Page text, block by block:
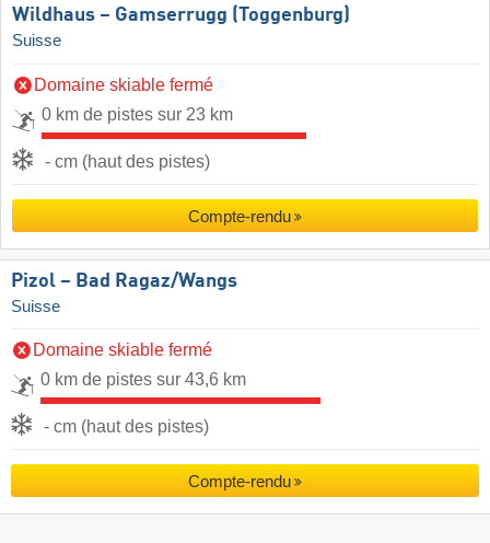
Wildhaus – Gamserrugg (Toggenburg)
Suisse
Domaine skiable fermé
0 km de pistes sur 23 km
- cm (haut des pistes)
Compte-rendu
Pizol – Bad Ragaz/​Wangs
Suisse
Domaine skiable fermé
0 km de pistes sur 43,6 km
- cm (haut des pistes)
Compte-rendu